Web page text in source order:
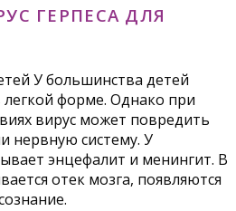
ГЕРПЕСА ДЛЯ
У большинства детей
форме. Однако при
вирус может повредить
нервную систему. У
энцефалит и менингит. В
отек мозга, появляются